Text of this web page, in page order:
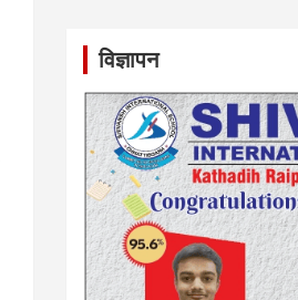
विज्ञापन